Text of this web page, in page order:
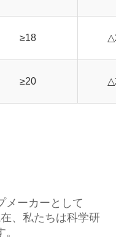
≥18
≥20
メーカーとして
、私たちは科学研